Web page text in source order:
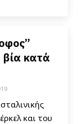
κατά
και του